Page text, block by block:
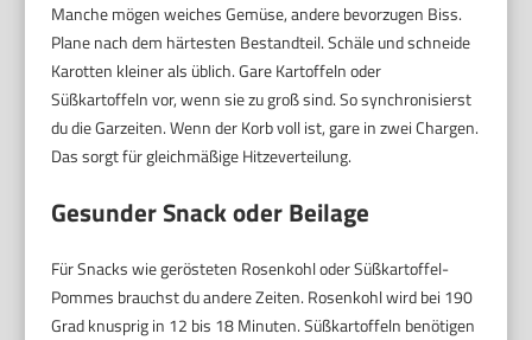
Manche mögen weiches Gemüse, andere bevorzugen Biss.
Plane nach dem härtesten Bestandteil. Schäle und schneide
Karotten kleiner als üblich. Gare Kartoffeln oder
Süßkartoffeln vor, wenn sie zu groß sind. So synchronisierst
du die Garzeiten. Wenn der Korb voll ist, gare in zwei Chargen.
Das sorgt für gleichmäßige Hitzeverteilung.
Gesunder Snack oder Beilage
Für Snacks wie gerösteten Rosenkohl oder Süßkartoffel-
Pommes brauchst du andere Zeiten. Rosenkohl wird bei 190
Grad knusprig in 12 bis 18 Minuten. Süßkartoffeln benötigen